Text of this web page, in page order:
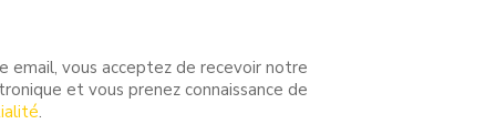
email, vous acceptez de recevoir notre
et vous prenez connaissance de
.